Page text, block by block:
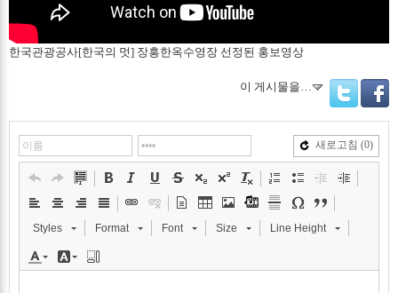
한국관광공사[한국의 멋] 장흥한옥수영장 선정된 홍보영상
이 게시물을…
Twitter
새로고침 (0)
Styles Format Font Size Line Height